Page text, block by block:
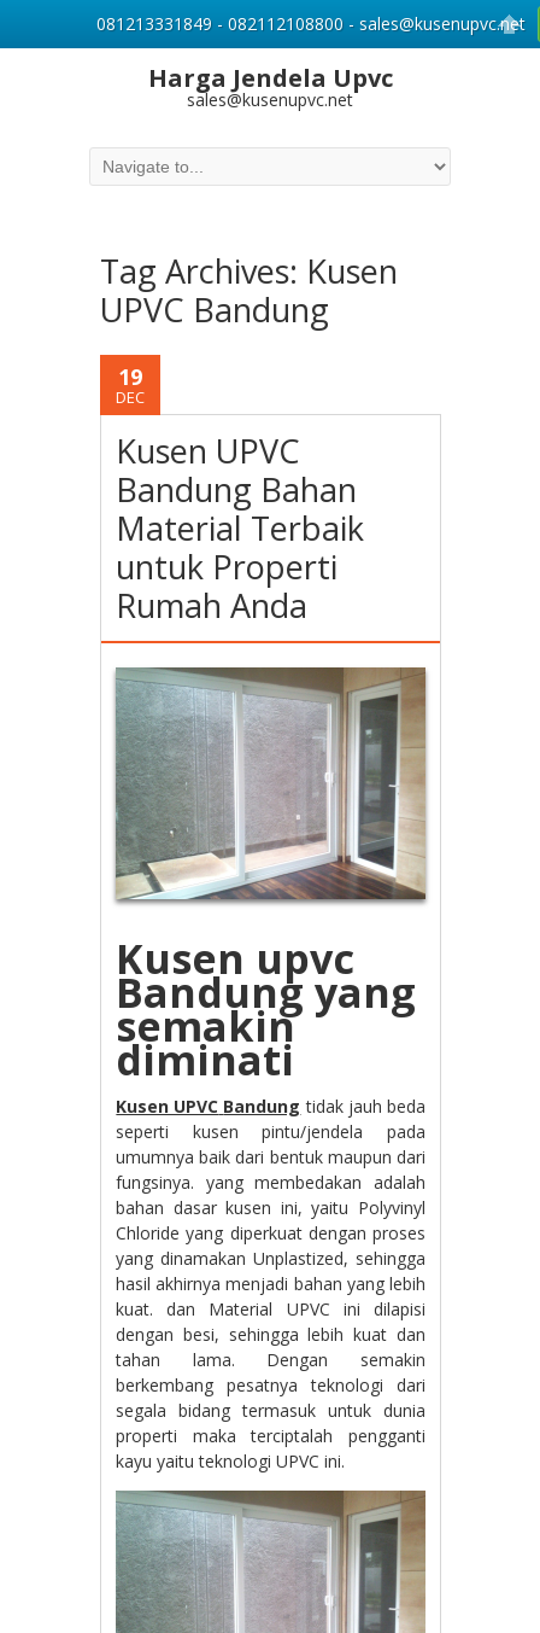
Harga Jendela Upvc
sales@kusenupvc.net
Tag Archives: Kusen
UPVC Bandung
19
DEC
Kusen UPVC
Bandung Bahan
Material Terbaik
untuk Properti
Rumah Anda
Kusen upvc
Bandung yang
semakin
diminati
Kusen UPVC Bandung tidak jauh beda
seperti kusen pintu/jendela pada
umumnya baik dari bentuk maupun dari
fungsinya. yang membedakan adalah
bahan dasar kusen ini, yaitu Polyvinyl
Chloride yang diperkuat dengan proses
yang dinamakan Unplastized, sehingga
hasil akhirnya menjadi bahan yang lebih
kuat. dan Material UPVC ini dilapisi
dengan besi, sehingga lebih kuat dan
tahan lama. Dengan semakin
berkembang pesatnya teknologi dari
segala bidang termasuk untuk dunia
properti maka terciptalah pengganti
kayu yaitu teknologi UPVC ini.
081213331849 - 082112108800 - sales@kusenupvc.net